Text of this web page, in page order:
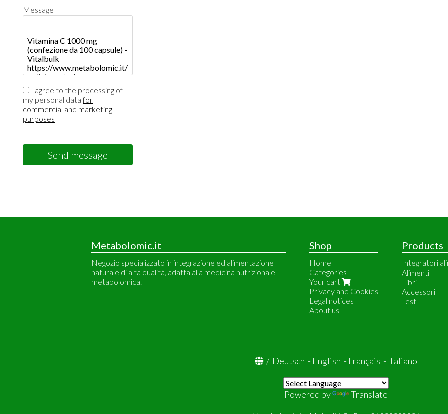
Message
I agree to the processing of
my personal datafor
commercial and marketing
purposes
Send message
Metabolomic.it
Negozio specializzato in integrazione ed alimentazione
naturale di alta qualità, adatta alla medicina nutrizionale
metabolomica.
Shop
Home
Categories
Your cart
Privacy and Cookies
Legal notices
About us
Products
Integratori
Meetab
Vitalbulk
Dr. Price
Natural
Alimenti
Libri
Accessori
Test
/ Deutsch - English - Français - Italiano
Powered by Translate